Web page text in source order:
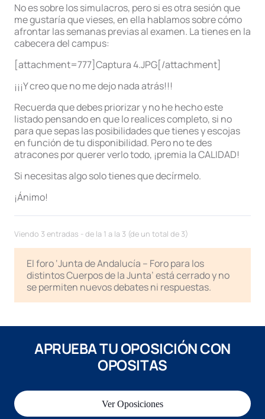
No es sobre los simulacros, pero si es otra sesión que
me gustaría que vieses, en ella hablamos sobre cómo
afrontar las semanas previas al examen. La tienes en la
cabecera del campus:
[attachment=777]Captura 4.JPG[/attachment]
¡¡¡Y creo que no me dejo nada atrás!!!
Recuerda que debes priorizar y no he hecho este
listado pensando en que lo realices completo, si no
para que sepas las posibilidades que tienes y escojas
en función de tu disponibilidad. Pero no te des
atracones por querer verlo todo, ¡premia la CALIDAD!
Si necesitas algo solo tienes que decírmelo.
¡Ánimo!
Viendo 3 entradas - de la 1 a la 3 (de un total de 3)
El foro ‘Junta de Andalucía – Foro para los
distintos Cuerpos de la Junta’ está cerrado y no
se permiten nuevos debates ni respuestas.
APRUEBA TU OPOSICIÓN CON
OPOSITAS
Ver Oposiciones